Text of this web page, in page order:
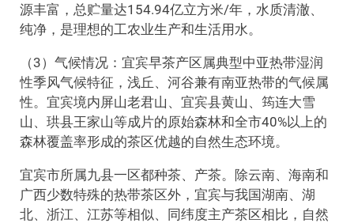
源丰富，总贮量达154.94亿立方米/年，水质清澈、
纯净，是理想的工农业生产和生活用水。
（3）气候情况：宜宾早茶产区属典型中亚热带湿润
性季风气候特征，浅丘、河谷兼有南亚热带的气候属
性。宜宾境内屏山老君山、宜宾县黄山、筠连大雪
山、珙县王家山等成片的原始森林和全市40%以上的
森林覆盖率形成的茶区优越的自然生态环境。
宜宾市所属九县一区都种茶、产茶。除云南、海南和
广西少数特殊的热带茶区外，宜宾与我国湖南、湖
北、浙江、江苏等相似、同纬度主产茶区相比，自然